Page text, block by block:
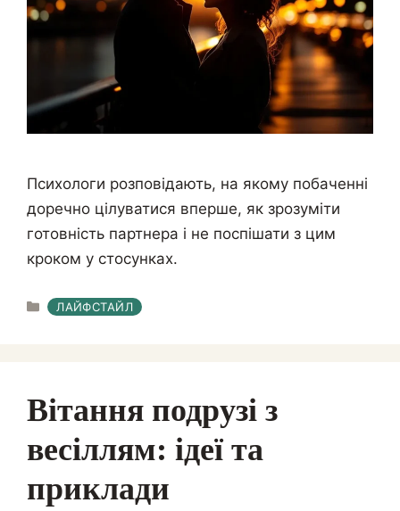
Психологи розповідають, на якому побаченні
доречно цілуватися вперше, як зрозуміти
готовність партнера і не поспішати з цим
кроком у стосунках.
КАТЕГОРІЇ
ЛАЙФСТАЙЛ
Вітання подрузі з
весіллям: ідеї та
приклади